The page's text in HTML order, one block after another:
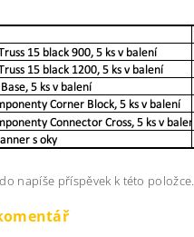
napíše příspěvek k této položce.